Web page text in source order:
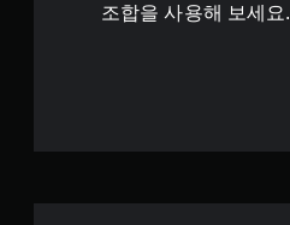
조합을 사용해 보세요.